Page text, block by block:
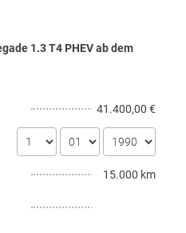
1.3 T4 PHEV ab dem
41.400,00 €
15.000 km